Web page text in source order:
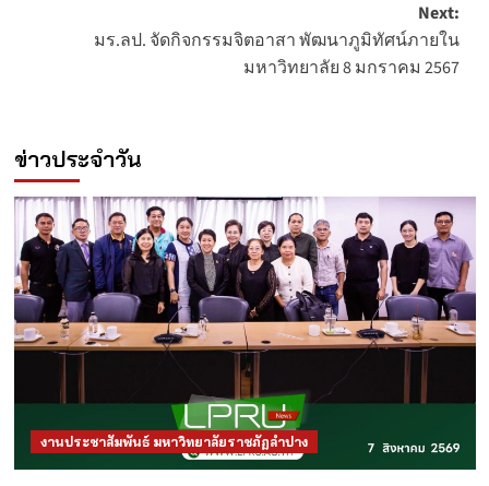
Next:
มร.ลป. จัดกิจกรรมจิตอาสา พัฒนาภูมิทัศน์ภายใน
มหาวิทยาลัย 8 มกราคม 2567
ข่าวประจำวัน
งานประชาสัมพันธ์ มหาวิทยาลัยราชภัฏลำปาง